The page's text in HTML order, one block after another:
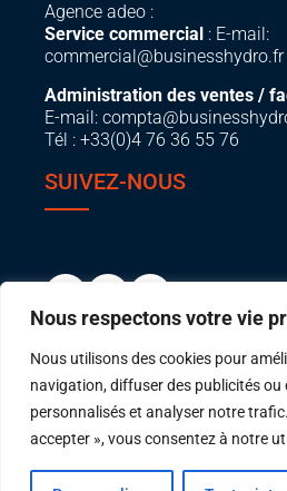
Nous respectons votre vie
Nous utilisons des cookies pour
navigation, diffuser des publicités ou
personnalisés et analyser notre
accepter », vous consentez à notre
Agence adeo :
Service commercial : E-mail:
commercial@businesshydro.fr
Administration des ventes /
E-mail:
Tél : +33(0)4 76 36 55 76
SUIVEZ-NOUS
© 2026